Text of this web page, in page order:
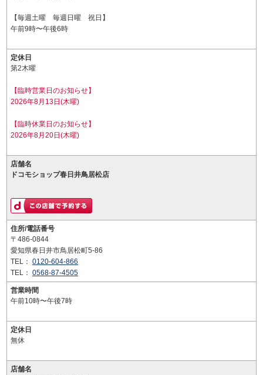
【毎週土曜 毎週日曜 祝日】
午前9時〜午後6時
定休日
第2木曜
【臨時営業日のお知らせ】
2026年8月13日(木曜)
【臨時休業日のお知らせ】
2026年8月20日(木曜)
店舗名
ドコモショップ春日井鳥居松店
住所/電話番号
〒486-0844
愛知県春日井市鳥居松町5-86
TEL： 0120-604-866
TEL： 0568-87-4505
営業時間
午前10時〜午後7時
定休日
無休
店舗名